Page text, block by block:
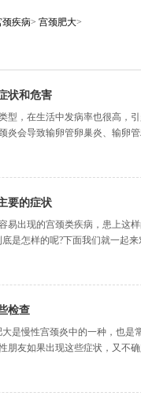
颈疾病> 宫颈肥大>
状和危害
型，在生活中发病率也很高，
炎会导致输卵管卵巢炎、输卵
要的症状
易出现的宫颈类疾病，患上这
是怎样的呢?下面我们就一起
检查
是慢性宫颈炎中的一种，也
朋友如果出现这些症状，又不